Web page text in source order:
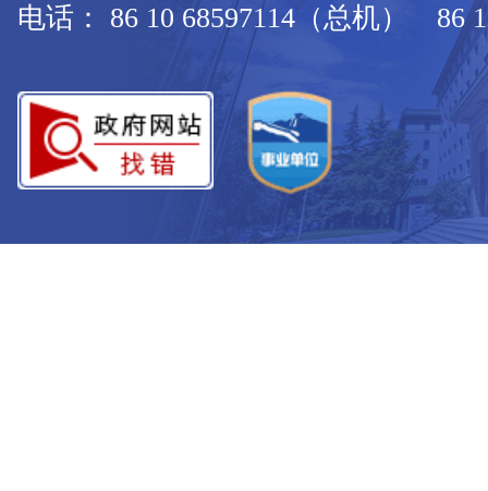
电话： 86 10 68597114（总机） 86